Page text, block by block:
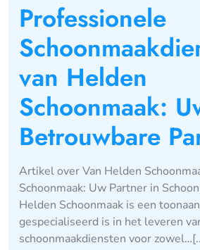
Professionele
van Helden
Schoonmaak:
Betrouwbare
Artikel over Van Helden
Schoonmaak: Uw Partner in
Helden Schoonmaak is een
gespecialiseerd is in het leveren
schoonmaakdiensten voor